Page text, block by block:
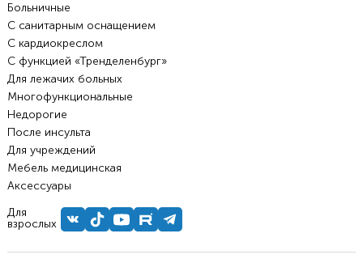
Больничные
С санитарным оснащением
С кардиокреслом
С функцией «Тренделенбург»
Для лежачих больных
Многофункциональные
Недорогие
После инсульта
Для учреждений
Мебель медицинская
Аксессуары
Для
взрослых